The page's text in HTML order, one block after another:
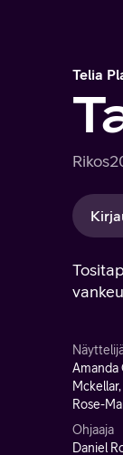
Telia
Rikos
Amanda
Rose-
Ohjaaja
Daniel